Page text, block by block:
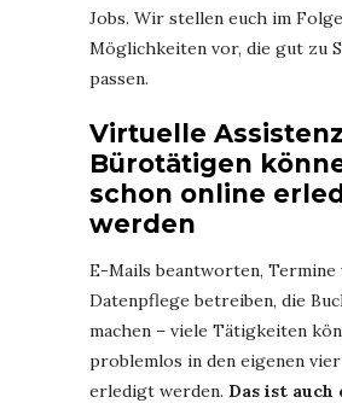
Jobs. Wir stellen euch im
Möglichkeiten vor, die gut zu
passen.
Virtuelle
Bürotätigen
schon online
werden
E-Mails beantworten, Termine
Datenpflege betreiben, die
machen – viele Tätigkeiten
problemlos in den eigenen vier
erledigt werden. Das ist auch